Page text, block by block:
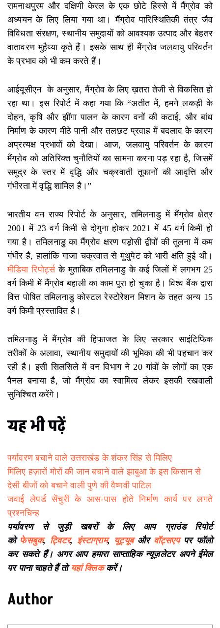
रामनाथपुरम और दक्षिणी केरल के एक छोटे हिस्से में मैंग्रोव को
अध्ययन के लिए लिया गया था। मैंग्रोव पारिस्थितिकी तंत्र जैव
विविधता संरक्षण, स्थानीय समुदायों को आवश्यक उत्पाद और बेहतर
वातावरण मुहैय्या कृते हैं। इसके साथ ही मैंग्रोव जलवायु परिवर्तन
के प्रभाव को भी कम करते हैं।
आईयूसीएन के अनुसार, मैंग्रोव के लिए ख़तरा तेजी से विकसित हो
रहा था। इस रिपोर्ट में कहा गया कि “अतीत में, हमने लकड़ी के
दोहन, कृषि और झींगा पालन के कारण वनों की कटाई, और बांध
निर्माण के कारण मीठे पानी और तलछट प्रवाह में बदलाव के कारण
अप्रत्यक्ष प्रभावों को देखा। आज, जलवायु परिवर्तन के कारण
मैंग्रोव को अतिरिक्त चुनौतियों का सामना करना पड़ रहा है, जिसमें
समुद्र के स्तर में वृद्धि और चक्रवाती तूफानों की आवृत्ति और
गंभीरता में वृद्धि शामिल है।”
भारतीय वन राज्य रिपोर्ट के अनुसार, तमिलनाडु में मैंग्रोव क्षेत्र
2001 में 23 वर्ग किमी से दोगुना होकर 2021 में 45 वर्ग किमी हो
गया है। तमिलनाडु का मैंग्रोव क्षरण पड़ोसी द्वीपों की तुलना में कम
गंभीर है, हालांकि गाजा चक्रवात से मुथुपेट को भारी क्षति हुई थी।
मीडिया रिपोर्ट्सके मुताबिक तमिलनाडु के कई जिलों में लगभग 25
वर्ग किमी में मैंग्रोव बहाली का काम पूरा हो चुका है। विश्व बैंक द्वारा
वित्त पोषित तमिलनाडु कोस्टल रेस्टोरेशन मिशन के तहत अन्य 15
वर्ग किमी प्रस्तावित है।
तमिलनाडु में मैंग्रोव की हिफाजत के लिए सरकार साइंटिफिक
तरीकों के अलावा, स्थानीय समुदायों की भूमिका की भी पहचान कर
रही है। इसी सिलसिले में वन विभाग ने 20 गांवों के लोगों का एक
पैनल बनाया है, जो मैंग्रोव का स्वामित्व लेकर इसकी रखवाली
सुनिश्चित करेंगे।
यह भी पढ़ें
पर्यावरण बचाने वाले उत्तराखंड के शंकर सिंह से मिलिए
मिलिए हज़ारों मोरों की जान बचाने वाले झाबुआ के इस किसान से
देसी बीजों को बचाने वाली पुणे की वैष्णवी पाटिल
जवाई लेपर्ड सेंचुरी के आस-पास होते निर्माण कार्य पर लगते
प्रश्नचिन्ह
पर्यावरण से जुड़ी खबरों के लिए आप ग्राउंड रिपोर्ट
को फेसबुक, ट्विटर, इंस्टाग्राम, यूट्यूबऔर वॉट्सएपपर फॉलो
कर सकते हैं। अगर आप हमारा साप्ताहिक न्यूज़लेटर अपने ईमेल
पर पाना चाहते हैं तो यहां क्लिककरें।
Author